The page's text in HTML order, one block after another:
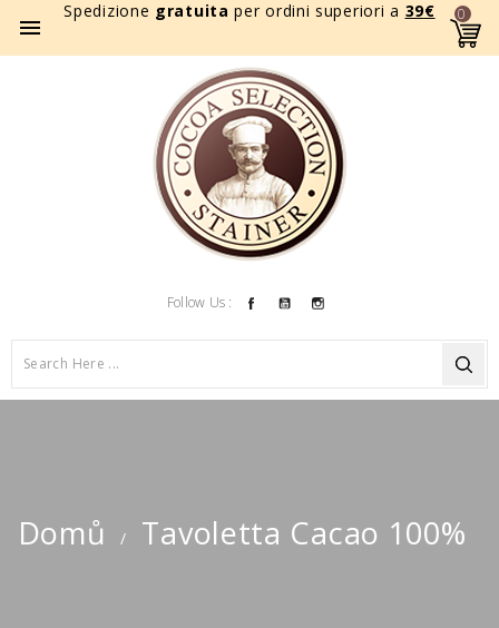
Spedizione gratuita per ordini superiori a 39€

0
Follow Us : FacebookYouTube
Domů Tavoletta Cacao 100%